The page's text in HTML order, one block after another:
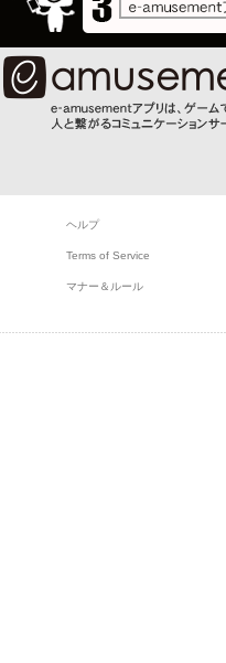
ヘルプ
Terms of Service
マナー＆ルール